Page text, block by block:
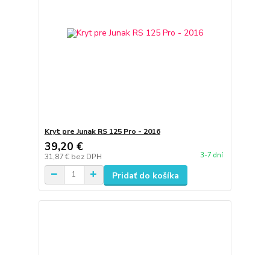
Kryt pre Junak RS 125 Pro - 2016
39,20 €
31,87 € bez DPH 3-7 dní
Pridať do košíka